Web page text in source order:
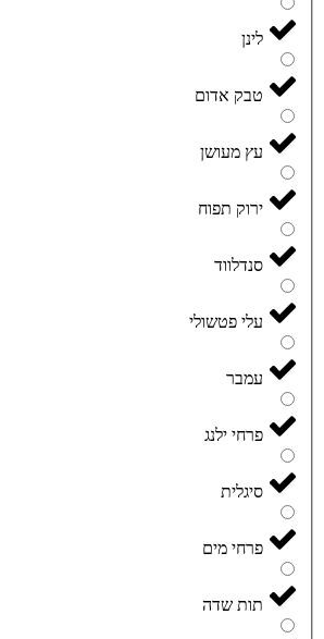
לינן
טבק אדום
עץ מעושן
ירוק תפוח
סנדלווד
עלי פטשולי
עמבר
פרחי ילנג
סיגלית
פרחי מים
תות שדה